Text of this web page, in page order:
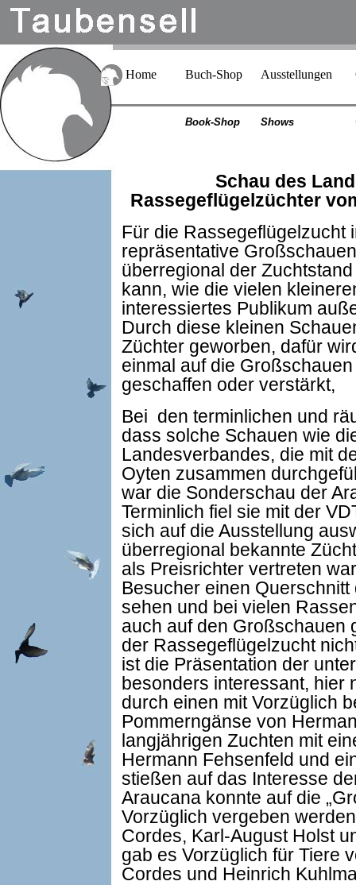
Home Buch-Shop Ausstellungen
Book-Shop Shows
Schau des
Rassegeflügelzüchter
Für die Rassegeflügelzucht
repräsentative
überregional der
kann, wie die vielen
interessiertes Publikum
Durch diese kleinen
Züchter geworben, dafür
einmal auf die
geschaffen oder verstärkt,
Bei den terminlichen und
dass solche Schauen wie
Landesverbandes, die mit
Oyten zusammen
war die Sonderschau der
Terminlich fiel sie mit der
sich auf die Ausstellung
überregional bekannte
als Preisrichter vertreten
Besucher einen
sehen und bei vielen
auch auf den Großschauen
der Rassegeflügelzucht
ist die Präsentation der
besonders interessant, hier
durch einen mit Vorzüglich
Pommerngänse von
langjährigen Zuchten mit
Hermann Fehsenfeld und
stießen auf das Interesse
Araucana konnte auf die
Vorzüglich vergeben
Cordes, Karl-August Holst
gab es Vorzüglich für Tiere
Cordes und Heinrich